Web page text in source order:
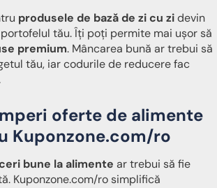
produsele de bază de zi cu zidevin
tău. Îți poți permite mai ușor să
premium. Mâncarea bună ar trebui să
tău, iar codurile de reducere fac
oferte de alimente
Kuponzone.com/ro
bune la alimente ar trebui să fie
Kuponzone.com/ro simplifică